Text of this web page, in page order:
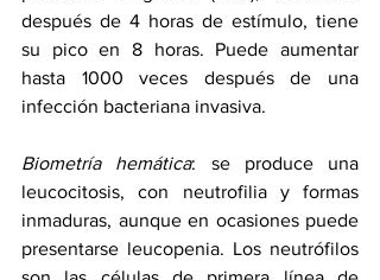
después de 4 horas de estímulo, tiene
su pico en 8 horas. Puede aumentar
hasta 1000 veces después de una
infección bacteriana invasiva.
Biometría hemática: se produce una
leucocitosis, con neutrofilia y formas
inmaduras, aunque en ocasiones puede
presentarse leucopenia. Los neutrófilos